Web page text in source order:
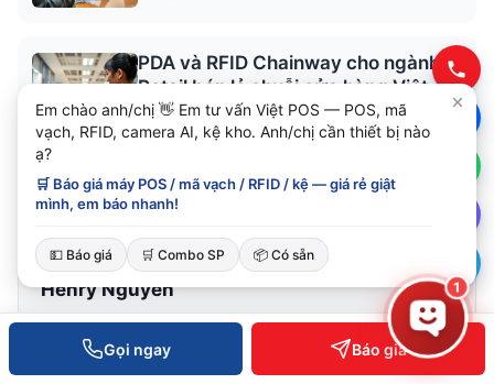
Gọi ngay Báo giá
PDA và RFID Chainway cho ngành
Retail bán lẻ chuỗi cửa hàng Việt
2026
Đọc bài
Henry Nguyễn
Founder & CEO Việt POS — chuyên gia POS & B2B
device 12+ năm
Henry Nguyễn (Nguyễn Đức Trí) là sáng lập Việt POS từ
1
Em chào anh/chị 👋 Em tư vấn Việt POS — POS, mã
vạch, RFID, camera AI, kệ kho. Anh/chị cần thiết bị nào
ạ?
🛒 Báo giá máy POS / mã vạch / RFID / kệ — giá rẻ giật
mình, em báo nhanh!
💵 Báo giá 🛒 Combo SP 📦 Có sẵn